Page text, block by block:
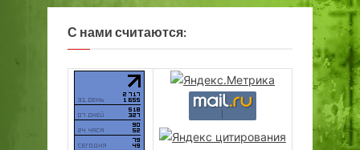
С нами считаются: